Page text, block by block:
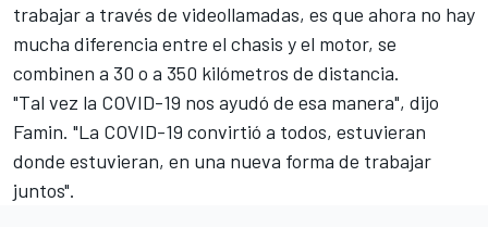
trabajar a través de videollamadas, es que ahora no hay
mucha diferencia entre el chasis y el motor, se
combinen a 30 o a 350 kilómetros de distancia.
"Tal vez la COVID-19 nos ayudó de esa manera", dijo
Famin. "La COVID-19 convirtió a todos, estuvieran
donde estuvieran, en una nueva forma de trabajar
juntos".